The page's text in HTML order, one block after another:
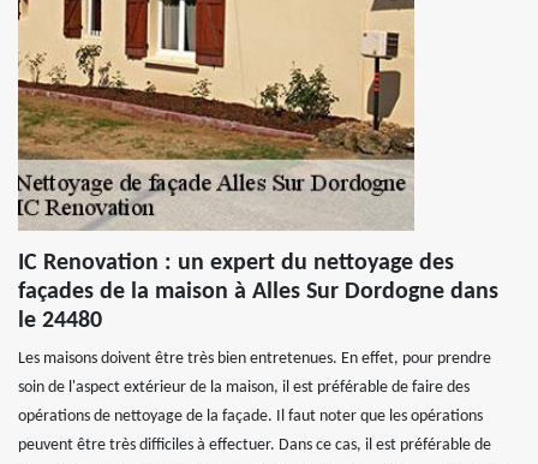
IC Renovation : un expert du nettoyage des
façades de la maison à Alles Sur Dordogne dans
le 24480
Les maisons doivent être très bien entretenues. En effet, pour prendre
soin de l'aspect extérieur de la maison, il est préférable de faire des
opérations de nettoyage de la façade. Il faut noter que les opérations
peuvent être très difficiles à effectuer. Dans ce cas, il est préférable de